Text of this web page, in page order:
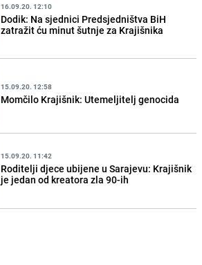
16.09.20. 12:10
Dodik: Na sjednici Predsjedništva BiH
zatražit ću minut šutnje za Krajišnika
15.09.20. 12:58
Momčilo Krajišnik: Utemeljitelj genocida
15.09.20. 11:42
Roditelji djece ubijene u Sarajevu: Krajišnik
je jedan od kreatora zla 90-ih